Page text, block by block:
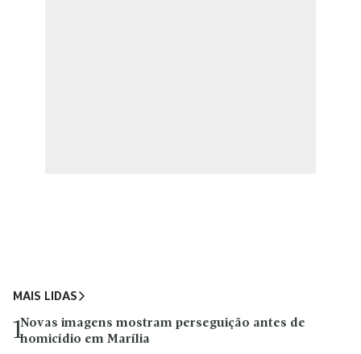
MAIS LIDAS
1Novas imagens mostram perseguição antes de
homicídio em Marília